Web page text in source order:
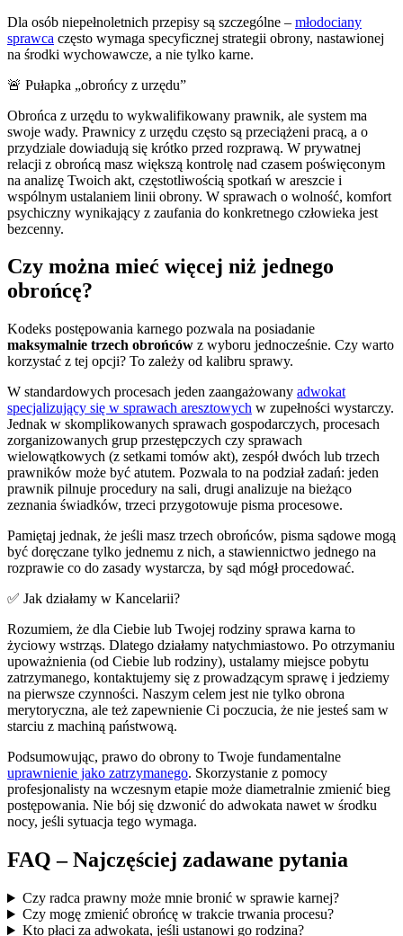
Dla osób niepełnoletnich przepisy są szczególne – młodociany
sprawca często wymaga specyficznej strategii obrony, nastawionej
na środki wychowawcze, a nie tylko karne.
🚨 Pułapka „obrońcy z urzędu”
Obrońca z urzędu to wykwalifikowany prawnik, ale system ma
swoje wady. Prawnicy z urzędu często są przeciążeni pracą, a o
przydziale dowiadują się krótko przed rozprawą. W prywatnej
relacji z obrońcą masz większą kontrolę nad czasem poświęconym
na analizę Twoich akt, częstotliwością spotkań w areszcie i
wspólnym ustalaniem linii obrony. W sprawach o wolność, komfort
psychiczny wynikający z zaufania do konkretnego człowieka jest
bezcenny.
Czy można mieć więcej niż jednego
obrońcę?
Kodeks postępowania karnego pozwala na posiadanie
maksymalnie trzech obrońców z wyboru jednocześnie. Czy warto
korzystać z tej opcji? To zależy od kalibru sprawy.
W standardowych procesach jeden zaangażowany adwokat
specjalizujący się w sprawach aresztowych w zupełności wystarczy.
Jednak w skomplikowanych sprawach gospodarczych, procesach
zorganizowanych grup przestępczych czy sprawach
wielowątkowych (z setkami tomów akt), zespół dwóch lub trzech
prawników może być atutem. Pozwala to na podział zadań: jeden
prawnik pilnuje procedury na sali, drugi analizuje na bieżąco
zeznania świadków, trzeci przygotowuje pisma procesowe.
Pamiętaj jednak, że jeśli masz trzech obrońców, pisma sądowe mogą
być doręczane tylko jednemu z nich, a stawiennictwo jednego na
rozprawie co do zasady wystarcza, by sąd mógł procedować.
✅ Jak działamy w Kancelarii?
Rozumiem, że dla Ciebie lub Twojej rodziny sprawa karna to
życiowy wstrząs. Dlatego działamy natychmiastowo. Po otrzymaniu
upoważnienia (od Ciebie lub rodziny), ustalamy miejsce pobytu
zatrzymanego, kontaktujemy się z prowadzącym sprawę i jedziemy
na pierwsze czynności. Naszym celem jest nie tylko obrona
merytoryczna, ale też zapewnienie Ci poczucia, że nie jesteś sam w
starciu z machiną państwową.
Podsumowując, prawo do obrony to Twoje fundamentalne
uprawnienie jako zatrzymanego. Skorzystanie z pomocy
profesjonalisty na wczesnym etapie może diametralnie zmienić bieg
postępowania. Nie bój się dzwonić do adwokata nawet w środku
nocy, jeśli sytuacja tego wymaga.
FAQ – Najczęściej zadawane pytania
Czy radca prawny może mnie bronić w sprawie karnej?
Czy mogę zmienić obrońcę w trakcie trwania procesu?
Kto płaci za adwokata, jeśli ustanowi go rodzina?